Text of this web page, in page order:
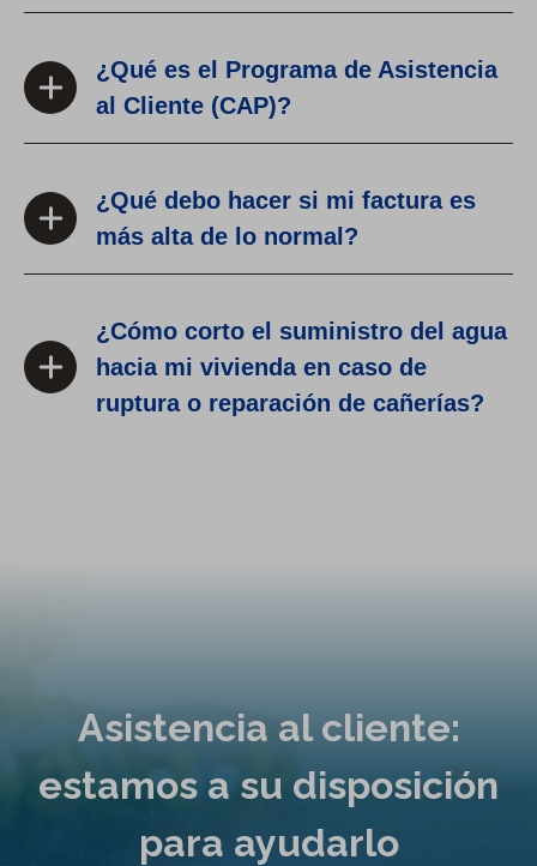
¿Qué es el Programa de Asistencia
al Cliente (CAP)?
¿Qué debo hacer si mi factura es
más alta de lo normal?
¿Cómo corto el suministro del agua
hacia mi vivienda en caso de
ruptura o reparación de cañerías?
Asistencia al cliente:
estamos a su disposición
para ayudarlo